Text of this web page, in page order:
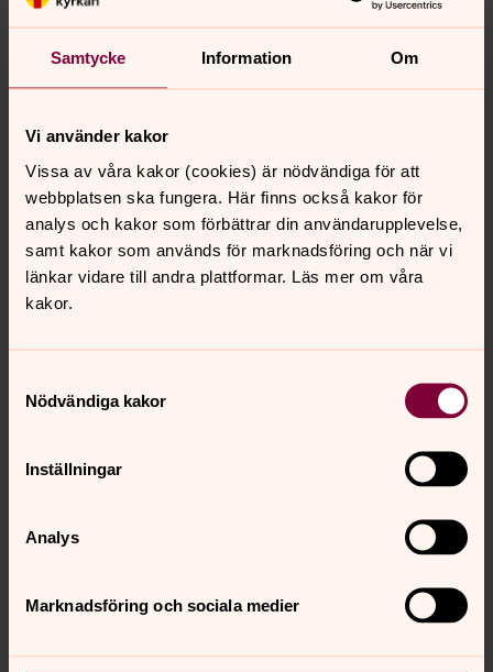
Samtycke Information Om
Vi använder kakor
Vissa av våra kakor (cookies) är nödvändiga för att
webbplatsen ska fungera. Här finns också kakor för
analys och kakor som förbättrar din användarupplevelse,
samt kakor som används för marknadsföring och när vi
länkar vidare till andra plattformar. Läs mer om våra
kakor.
Nödvändiga kakor
Inställningar
Analys
Marknadsföring och sociala medier
Jenny Arvidsson
Direkt: